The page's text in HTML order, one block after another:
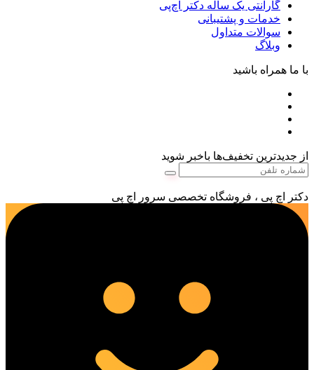
گارانتی یک ساله دکتر اچ‌پی
خدمات و پشتیبانی
سوالات متداول
وبلاگ
با ما همراه باشید
از جدیدترین تخفیف‌ها باخبر شوید
دکتر اچ پی ، فروشگاه تخصصی سرور اچ پی